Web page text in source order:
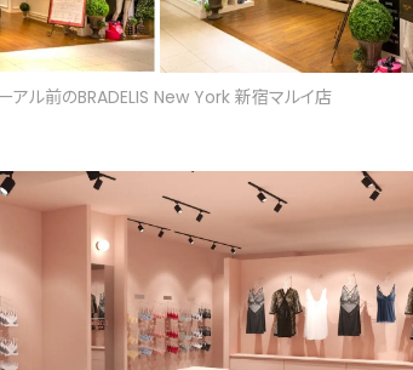
アル前のBRADELIS New York 新宿マルイ店